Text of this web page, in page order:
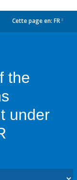
Cette page en: FR
the
under